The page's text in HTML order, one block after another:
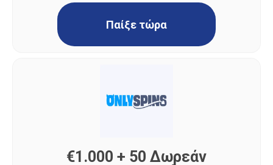
Παίξε τώρα
€1.000 + 50 Δωρεάν